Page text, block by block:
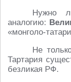
Нужно
аналогию:
«монголо-
Не
Тартария
безликая РФ.